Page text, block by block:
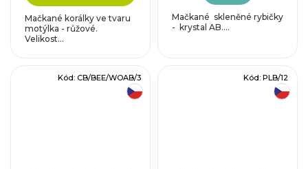
Mačkané korálky ve tvaru
motýlka - růžové.
Velikost...
Mačkané skleněné rybičky
- krystal AB....
Kód: CB/BEE/WOAB/3 Kód: PLB/12